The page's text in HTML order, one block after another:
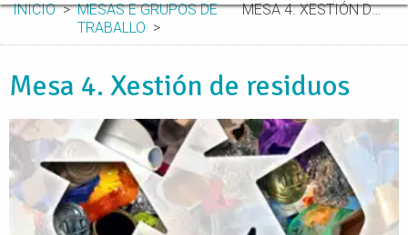
INICIO
MESAS E GRUPOS DE
TRABALLO
MESA 4. XESTIÓN DE RESIDUOS
Mesa 4. Xestión de residuos